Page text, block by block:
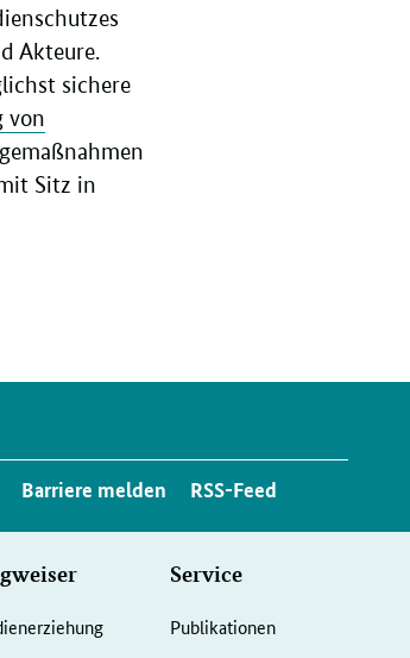
Akteure.
sichere
von
Sitz in
Barriere melden RSS-Feed
Service
Publikationen